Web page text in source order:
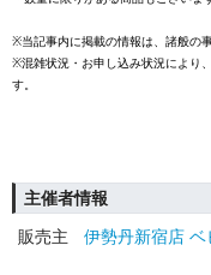
※当記事内に掲載の情報は、諸般の
※混雑状況・お申し込み状況により
す。
主催者情報
販売主
伊勢丹新宿店 ベ